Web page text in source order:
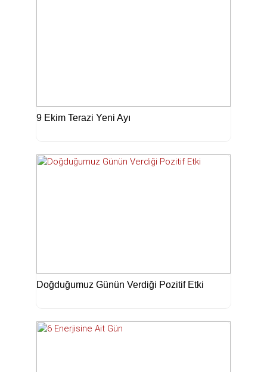
9 Ekim Terazi Yeni Ayı
Doğduğumuz Günün Verdiği Pozitif Etki